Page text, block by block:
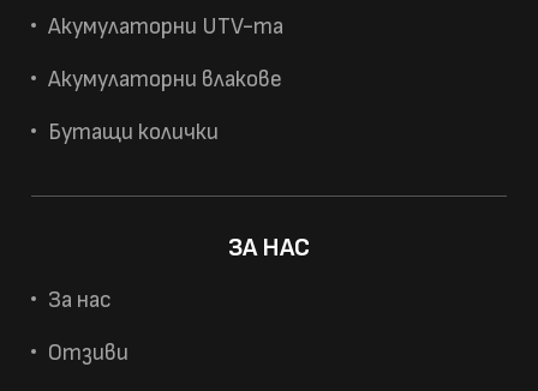
Акумулаторни UTV-та
Акумулаторни влакове
Бутащи колички
ЗА НАС
За нас
Отзиви